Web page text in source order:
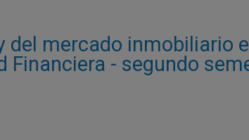
del mercado inmobiliario
Financiera - segundo